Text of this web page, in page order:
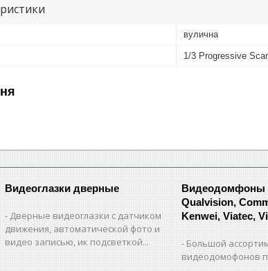
вулична
1/3 Progressive
Видеоглазки дверные
Дверные видеоглазки с датчиком
движения, автоматической фото и
видео записью, ик подсветкой...
Видеодомфоны
Qualvision,
Kenwei, Viatec,
Большой
видеодомофонов